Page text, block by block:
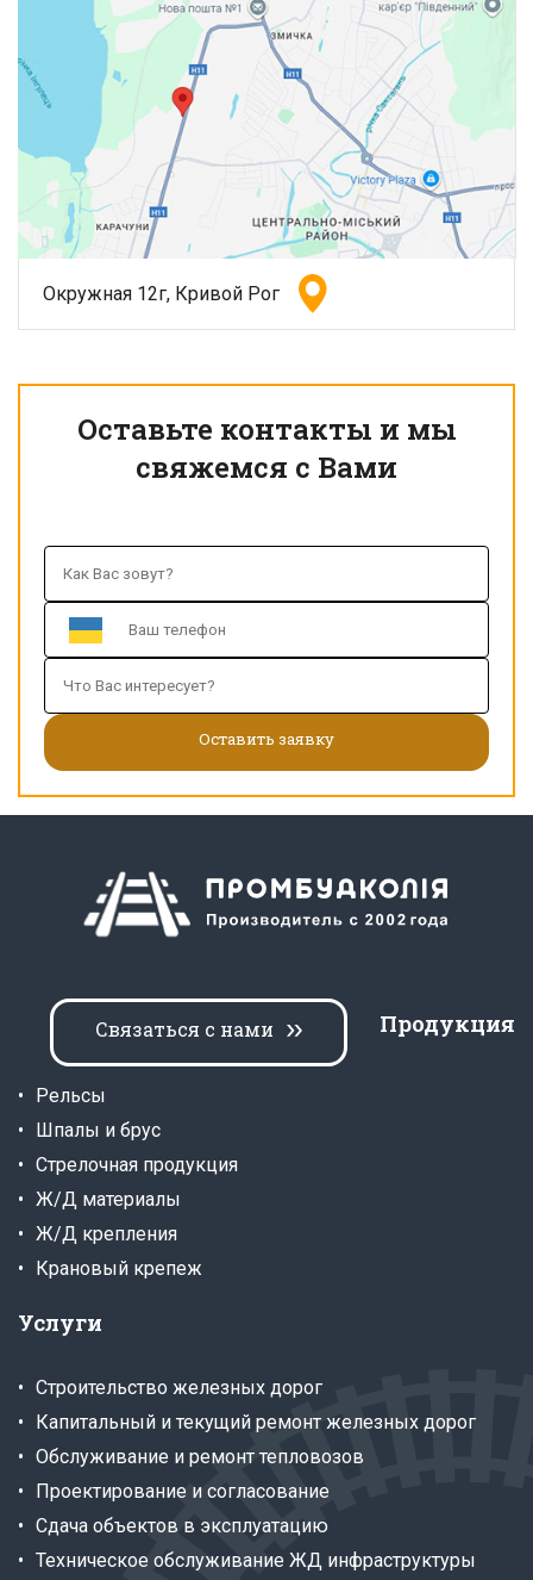
Окружная 12г, Кривой Рог
Оставьте контакты и мы
свяжемся с Вами
Услуги
Строительство железных дорог
Капитальный и текущий ремонт железных дорог
Обслуживание и ремонт тепловозов
Проектирование и согласование
Сдача объектов в эксплуатацию
Техническое обслуживание ЖД инфраструктуры
Продукция
Рельсы
Шпалы и брус
Стрелочная продукция
Ж/Д материалы
Ж/Д крепления
Крановый крепеж
Связаться с нами